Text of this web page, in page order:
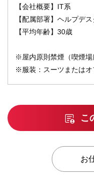
【会社概要】IT系
【配属部署】ヘルプデ
【平均年齢】30歳
※屋内原則禁煙（喫煙場
※服装：スーツまたは
こ
お